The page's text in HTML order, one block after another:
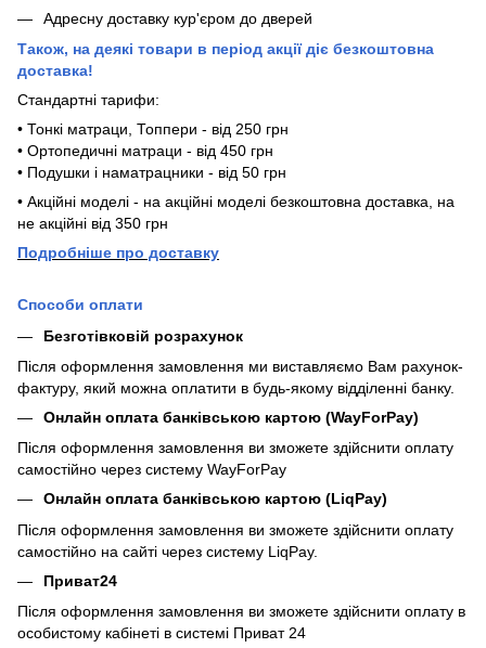
Адресну доставку кур'єром до дверей
Також, на деякі товари в період акції діє безкоштовна
доставка!
Стандартні тарифи:
• Тонкі матраци, Топпери - від 250 грн
• Ортопедичні матраци - від 450 грн
• Подушки і наматрацники - від 50 грн
• Акційні моделі - на акційні моделі безкоштовна доставка, на
не акційні від 350 грн
Подробніше про доставку
Способи оплати
Безготівковій розрахунок
Після оформлення замовлення ми виставляємо Вам рахунок-
фактуру, який можна оплатити в будь-якому відділенні банку.
Онлайн оплата банківською картою (WayForPay)
Після оформлення замовлення ви зможете здійснити оплату
самостійно через систему WayForPay
Онлайн оплата банківською картою (LiqPay)
Після оформлення замовлення ви зможете здійснити оплату
самостійно на сайті через систему LiqPay.
Приват24
Після оформлення замовлення ви зможете здійснити оплату в
особистому кабінеті в системі Приват 24